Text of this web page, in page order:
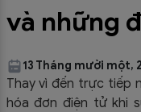
và những
13 Tháng mười một,
Thay vì đến trực tiếp
hóa đơn điện tử khi